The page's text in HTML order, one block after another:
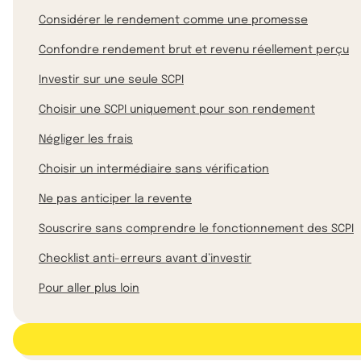
Considérer le rendement comme une promesse
Confondre rendement brut et revenu réellement perçu
Investir sur une seule SCPI
Choisir une SCPI uniquement pour son rendement
Négliger les frais
Choisir un intermédiaire sans vérification
Ne pas anticiper la revente
Souscrire sans comprendre le fonctionnement des SCPI
Checklist anti-erreurs avant d’investir
Pour aller plus loin